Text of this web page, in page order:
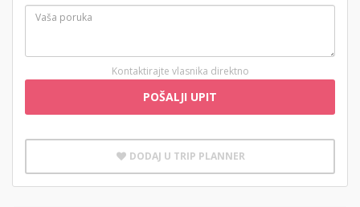
Kontaktirajte vlasnika direktno
POŠALJI UPIT
DODAJ U TRIP PLANNER